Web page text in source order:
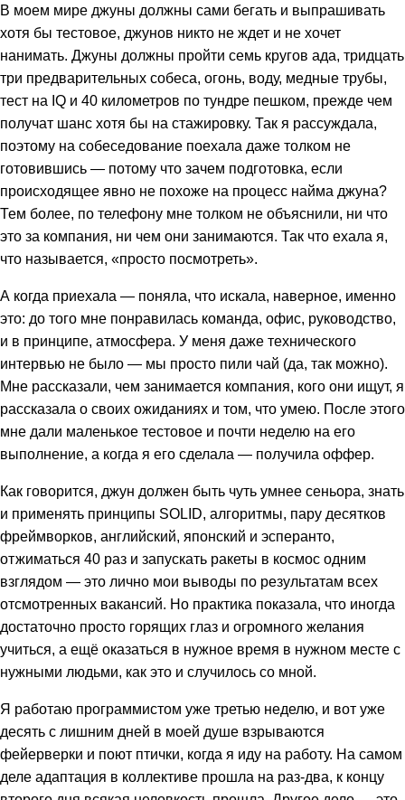
В моем мире джуны должны сами бегать и выпрашивать
хотя бы тестовое, джунов никто не ждет и не хочет
нанимать. Джуны должны пройти семь кругов ада, тридцать
три предварительных собеса, огонь, воду, медные трубы,
тест на IQ и 40 километров по тундре пешком, прежде чем
получат шанс хотя бы на стажировку. Так я рассуждала,
поэтому на собеседование поехала даже толком не
готовившись — потому что зачем подготовка, если
происходящее явно не похоже на процесс найма джуна?
Тем более, по телефону мне толком не объяснили, ни что
это за компания, ни чем они занимаются. Так что ехала я,
что называется, «просто посмотреть».
А когда приехала — поняла, что искала, наверное, именно
это: до того мне понравилась команда, офис, руководство,
и в принципе, атмосфера. У меня даже технического
интервью не было — мы просто пили чай (да, так можно).
Мне рассказали, чем занимается компания, кого они ищут, я
рассказала о своих ожиданиях и том, что умею. После этого
мне дали маленькое тестовое и почти неделю на его
выполнение, а когда я его сделала — получила оффер.
Как говорится, джун должен быть чуть умнее сеньора, знать
и применять принципы SOLID, алгоритмы, пару десятков
фреймворков, английский, японский и эсперанто,
отжиматься 40 раз и запускать ракеты в космос одним
взглядом — это лично мои выводы по результатам всех
отсмотренных вакансий. Но практика показала, что иногда
достаточно просто горящих глаз и огромного желания
учиться, а ещё оказаться в нужное время в нужном месте с
нужными людьми, как это и случилось со мной.
Я работаю программистом уже третью неделю, и вот уже
десять с лишним дней в моей душе взрываются
фейерверки и поют птички, когда я иду на работу. На самом
деле адаптация в коллективе прошла на раз-два, к концу